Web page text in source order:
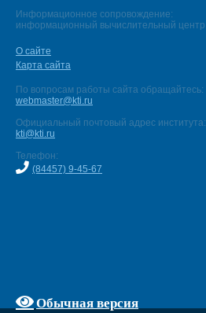
Информационное сопровождение:
информационный вычислительный центр
О сайте
Карта сайта
По вопросам работы сайта обращайтесь:
webmaster@kti.ru
Официальный почтовый адрес института:
kti@kti.ru
Телефон:
(84457) 9-45-67
Обычная версия